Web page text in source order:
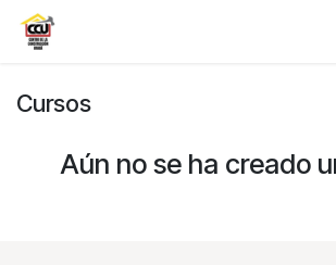
Ir al contenido
Cursos
Aún no se ha creado